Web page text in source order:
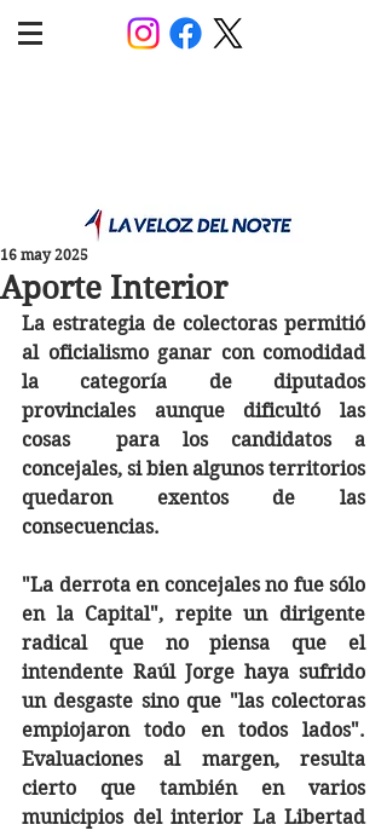
Aporte Interior
16 may 2025
La estrategia de colectoras permitió
al oficialismo ganar con comodidad
la categoría de diputados
provinciales aunque dificultó las
cosas  para los candidatos a
concejales, si bien algunos territorios
quedaron exentos de las
consecuencias.
"La derrota en concejales no fue sólo
en la Capital", repite un dirigente
radical que no piensa que el
intendente Raúl Jorge haya sufrido
un desgaste sino que "las colectoras
empiojaron todo en todos lados".
Evaluaciones al margen, resulta
cierto que también en varios
municipios del interior La Libertad